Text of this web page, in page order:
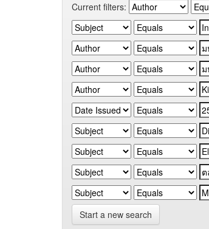
Current filters:
Start a new search